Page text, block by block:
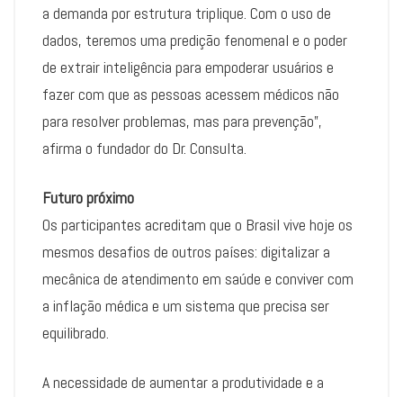
a demanda por estrutura triplique. Com o uso de
dados, teremos uma predição fenomenal e o poder
de extrair inteligência para empoderar usuários e
fazer com que as pessoas acessem médicos não
para resolver problemas, mas para prevenção”,
afirma o fundador do Dr. Consulta.
Futuro próximo
Os participantes acreditam que o Brasil vive hoje os
mesmos desafios de outros países: digitalizar a
mecânica de atendimento em saúde e conviver com
a inflação médica e um sistema que precisa ser
equilibrado.
A necessidade de aumentar a produtividade e a